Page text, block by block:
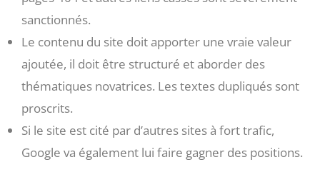
sanctionnés.
Le contenu du site doit apporter une vraie valeur
ajoutée, il doit être structuré et aborder des
thématiques novatrices. Les textes dupliqués sont
proscrits.
Si le site est cité par d’autres sites à fort trafic,
Google va également lui faire gagner des positions.